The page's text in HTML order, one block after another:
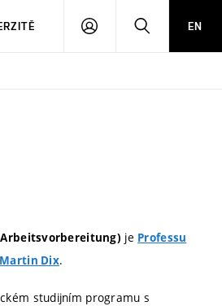
PŘIHLÁSIT HLEDATEN
je Professu
Dix.
studijním programu s